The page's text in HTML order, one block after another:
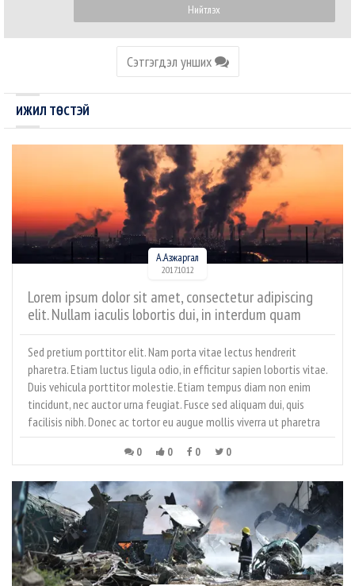
Нийтлэх
Сэтгэгдэл унших
ИЖИЛ ТӨСТЭЙ
А.Азжаргал
2017.10.12
Lorem ipsum dolor sit amet, consectetur adipiscing
elit. Nullam iaculis lobortis dui, in interdum quam
faucibus sed. Aliquam magna nibh, consequat in ante
at, tincidunt tincidunt nisi. Nam volutpat metus in
enim sodales, sed euismod leo volutpat. Nulla mollis
lectus vitae ante mollis sodales.
Sed pretium porttitor elit. Nam porta vitae lectus hendrerit
pharetra. Etiam luctus ligula odio, in efficitur sapien lobortis vitae.
Duis vehicula porttitor molestie. Etiam tempus diam non enim
tincidunt, nec auctor urna feugiat. Fusce sed aliquam dui, quis
facilisis nibh. Donec ac tortor eu augue mollis viverra ut pharetra
leo.
0 0 0 0